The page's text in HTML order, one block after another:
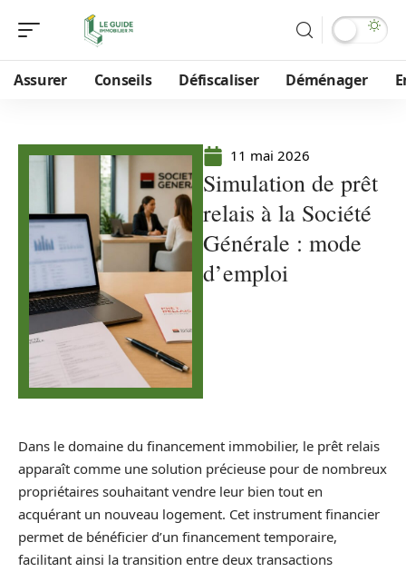
Assurer Conseils Défiscaliser Déménager
11 mai 2026
Simulation de prêt
relais à la Société
Générale : mode
d’emploi
Dans le domaine du financement immobilier, le prêt relais
apparaît comme une solution précieuse pour de nombreux
propriétaires souhaitant vendre leur bien tout en
acquérant un nouveau logement. Cet instrument financier
permet de bénéficier d’un financement temporaire,
facilitant ainsi la transition entre deux transactions